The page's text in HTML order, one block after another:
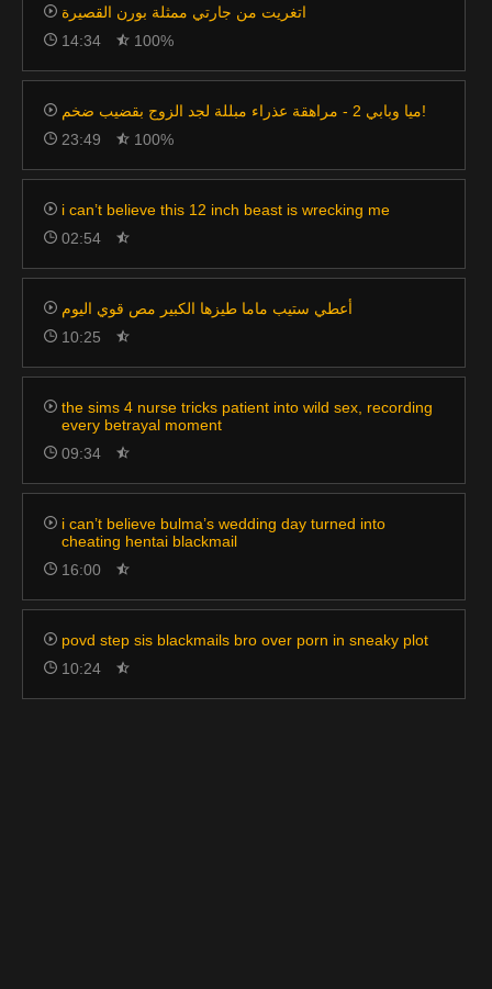
اتغريت من جارتي ممثلة بورن القصيرة
14:34
100%
ميا وبابي 2 - مراهقة عذراء مبللة لجد الزوج بقضيب ضخم!
23:49
100%
i can’t believe this 12 inch beast is wrecking me
02:54
أعطي ستيب ماما طيزها الكبير مص قوي اليوم
10:25
the sims 4 nurse tricks patient into wild sex, recording
every betrayal moment
09:34
i can’t believe bulma’s wedding day turned into
cheating hentai blackmail
16:00
povd step sis blackmails bro over porn in sneaky plot
10:24